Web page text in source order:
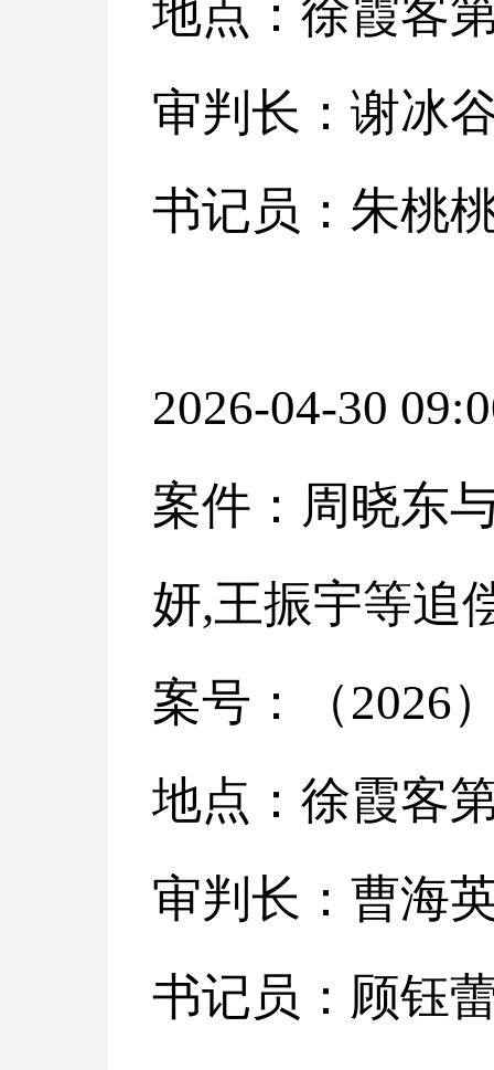
地点：徐霞客
审判长：谢冰
书记员：朱桃
2026-04-30
案件：周晓东
妍,王振宇等追
案号：（2026
地点：徐霞客
审判长：曹海
书记员：顾钰